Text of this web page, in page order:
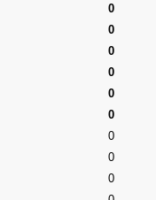
0
0
0
0
0
0
0
0
0